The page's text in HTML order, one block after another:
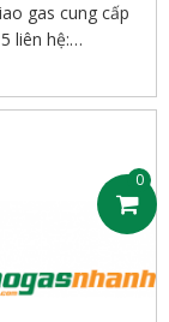
0
gas cung cấp
liên hệ: